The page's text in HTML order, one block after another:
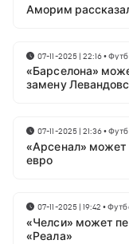
Аморим
07-11-2025 | 22:16•
«Барселона»
замену
07-11-2025 | 21:36•
«Арсенал» может
евро
07-11-2025 | 19:42 •
«Челси» может
«Реала»